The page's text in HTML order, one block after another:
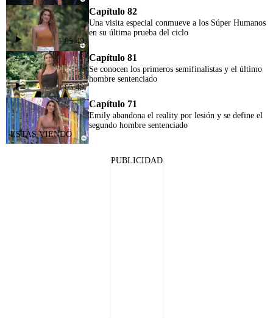
1:05:49
Capítulo 82
Una visita especial conmueve a los Súper Humanos
en su última prueba del ciclo
1:05:49
Capítulo 81
Se conocen los primeros semifinalistas y el último
hombre sentenciado
Capítulo 71
Emily abandona el reality por lesión y se define el
segundo hombre sentenciado
PUBLICIDAD